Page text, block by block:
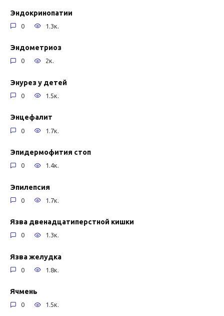
Эндокринопатии
0 1.3к.
Эндометриоз
0 2к.
Энурез у детей
0 1.5к.
Энцефалит
0 1.7к.
Эпидермофития стоп
0 1.4к.
Эпилепсия
0 1.7к.
Язва двенадцатиперстной кишки
0 1.3к.
Язва желудка
0 1.8к.
Ячмень
0 1.5к.